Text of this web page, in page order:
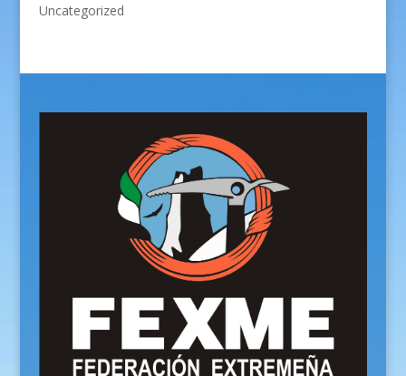
Uncategorized